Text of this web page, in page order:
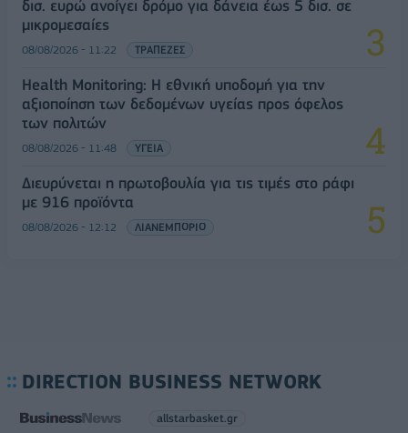
δισ. ευρώ ανοίγει δρόμο για δάνεια έως 5 δισ. σε
μικρομεσαίες
08/08/2026 - 11:22 ΤΡΑΠΕΖΕΣ
Health Monitoring: Η εθνική υποδομή για την
αξιοποίηση των δεδομένων υγείας προς όφελος
των πολιτών
08/08/2026 - 11:48 ΥΓΕΙΑ
Διευρύνεται η πρωτοβουλία για τις τιμές στο ράφι
με 916 προϊόντα
08/08/2026 - 12:12 ΛΙΑΝΕΜΠΟΡΙΟ
DIRECTION BUSINESS NETWORK
allstarbasket.gr